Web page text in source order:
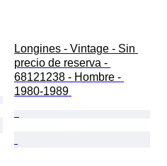
Longines - Vintage - Sin
precio de reserva -
68121238 - Hombre -
1980-1989